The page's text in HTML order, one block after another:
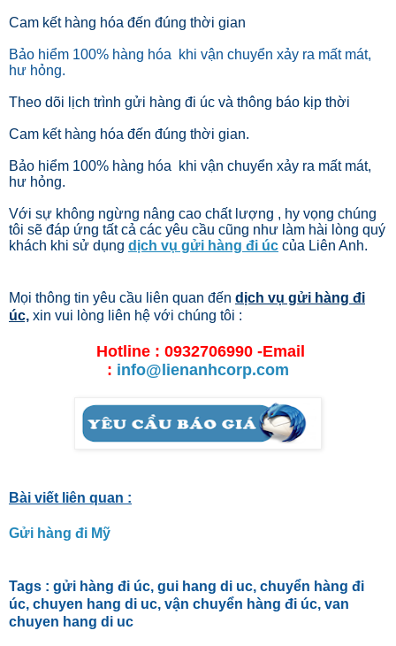
Cam kết hàng hóa đến đúng thời gian
Bảo hiểm 100% hàng hóa khi vận chuyển xảy ra mất mát,
hư hỏng.
Theo dõi lịch trình gửi hàng đi úc và thông báo kịp thời
Cam kết hàng hóa đến đúng thời gian.
Bảo hiểm 100% hàng hóa khi vận chuyển xảy ra mất mát,
hư hỏng.
Với sự không ngừng nâng cao chất lượng , hy vọng chúng
tôi sẽ đáp ứng tất cả các yêu cầu cũng như làm hài lòng quý
khách khi sử dụng dịch vụ gửi hàng đi úc của Liên Anh.
Mọi thông tin yêu cầu liên quan đến dịch vụ gửi hàng đi
úc, xin vui lòng liên hệ với chúng tôi :
Hotline : 0932706990 -Email
: info@lienanhcorp.com
Bài viết liên quan :
Gửi hàng đi Mỹ
Tags : gửi hàng đi úc, gui hang di uc, chuyển hàng đi
úc, chuyen hang di uc, vận chuyển hàng đi úc, van
chuyen hang di uc